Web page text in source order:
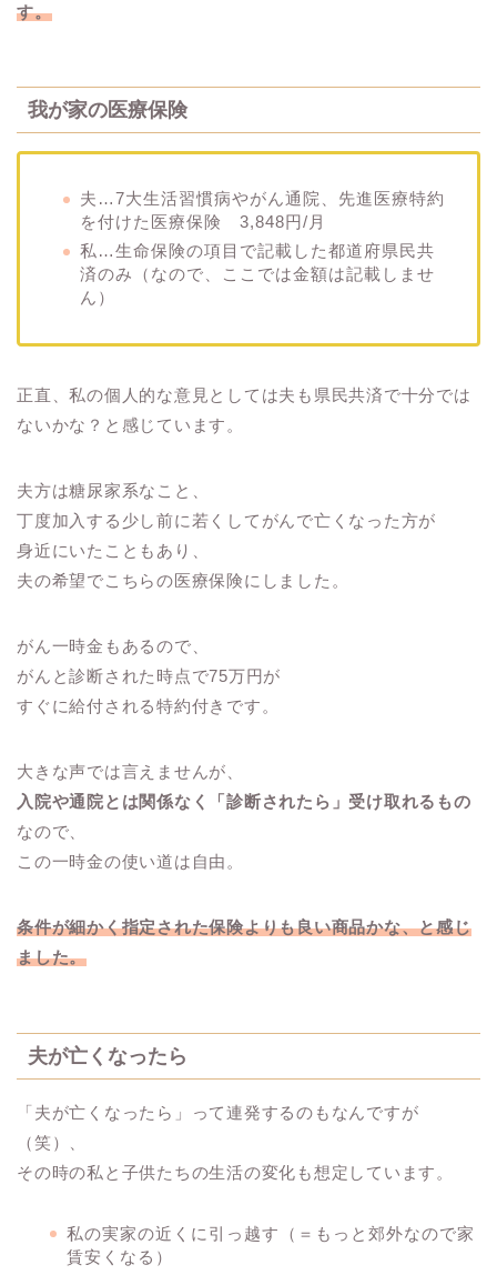
す。
我が家の医療保険
夫…7大生活習慣病やがん通院、先進医療特約
を付けた医療保険 3,848円/月
私…生命保険の項目で記載した都道府県民共
済のみ（なので、ここでは金額は記載しませ
ん）
正直、私の個人的な意見としては夫も県民共済で十分では
ないかな？と感じています。
夫方は糖尿家系なこと、
丁度加入する少し前に若くしてがんで亡くなった方が
身近にいたこともあり、
夫の希望でこちらの医療保険にしました。
がん一時金もあるので、
がんと診断された時点で75万円が
すぐに給付される特約付きです。
大きな声では言えませんが、
入院や通院とは関係なく「診断されたら」受け取れるもの
なので、
この一時金の使い道は自由。
条件が細かく指定された保険よりも良い商品かな、と感じ
ました。
夫が亡くなったら
「夫が亡くなったら」って連発するのもなんですが
（笑）、
その時の私と子供たちの生活の変化も想定しています。
私の実家の近くに引っ越す（＝もっと郊外なので家
賃安くなる）